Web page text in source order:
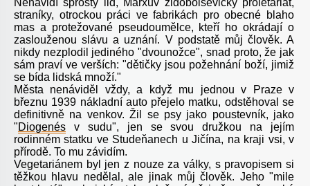
straníky, otrockou práci ve fabrikách pro obecné blaho
mas a protežované pseudoumělce, kteří ho okrádají o
zaslouženou slávu a uznání. V podstatě můj člověk. A
nikdy nezplodil jediného "dvounožce", snad proto, že jak
sám praví ve verších: "dětičky jsou požehnání boží, jimiž
se bída lidská množí."
Města nenáviděl vždy, a když mu jednou v Praze v
březnu 1939 nákladní auto přejelo matku, odstěhoval se
definitivně na venkov. Žil se psy jako poustevník, jako
"Diogenés v sudu", jen se svou družkou na jejím
rodinném statku ve Studeňanech u Jičína, na kraji vsi, v
přírodě. To mu závidím.
Vegetariánem byl jen z nouze za války, s pravopisem si
těžkou hlavu nedělal, ale jinak můj člověk. Jeho "mile